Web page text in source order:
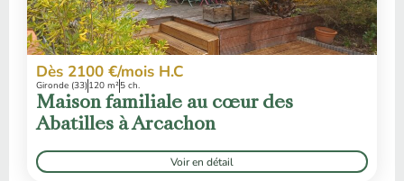
Dès 2100 €/mois H.C
Gironde (33)120 m²5 ch.
Maison familiale au cœur des
Abatilles à Arcachon
Voir en détail